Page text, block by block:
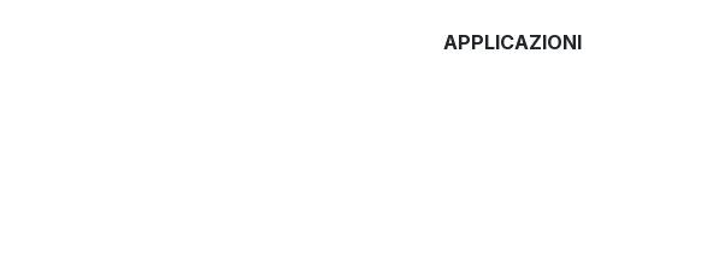
APPLICAZIONI